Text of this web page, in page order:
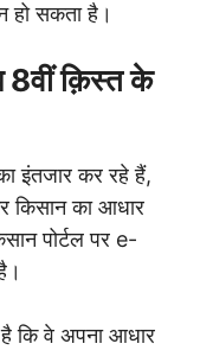
हो सकता है।
8वीं क़िस्त के
इंतजार कर रहे हैं,
किसान का आधार
पोर्टल पर e-
है कि वे अपना आधार